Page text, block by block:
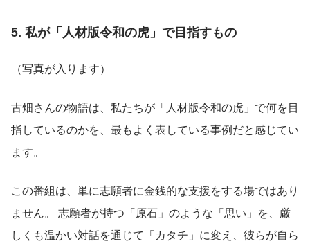
5. 私が「人材版令和の虎」で目指すもの
（写真が入ります）
古畑さんの物語は、私たちが「人材版令和の虎」で何を目
指しているのかを、最もよく表している事例だと感じてい
ます。
この番組は、単に志願者に金銭的な支援をする場ではあり
ません。 志願者が持つ「原石」のような「思い」を、厳
しくも温かい対話を通じて「カタチ」に変え、彼らが自ら